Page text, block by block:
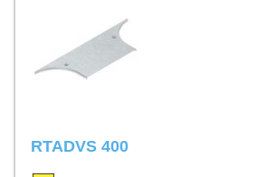
RTADVS 400